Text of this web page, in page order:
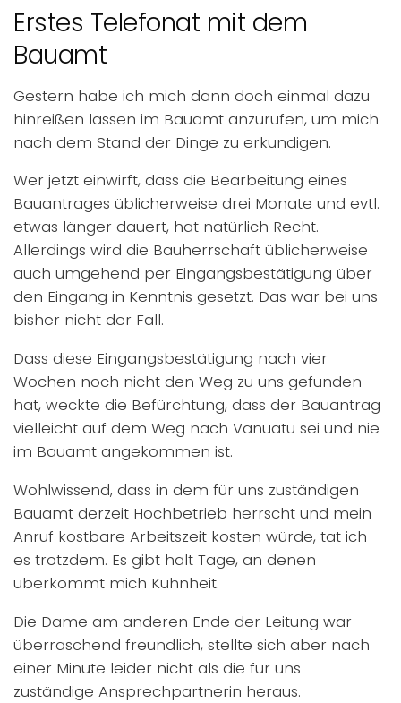
Erstes Telefonat mit dem
Bauamt
Gestern habe ich mich dann doch einmal dazu
hinreißen lassen im Bauamt anzurufen, um mich
nach dem Stand der Dinge zu erkundigen.
Wer jetzt einwirft, dass die Bearbeitung eines
Bauantrages üblicherweise drei Monate und evtl.
etwas länger dauert, hat natürlich Recht.
Allerdings wird die Bauherrschaft üblicherweise
auch umgehend per Eingangsbestätigung über
den Eingang in Kenntnis gesetzt. Das war bei uns
bisher nicht der Fall.
Dass diese Eingangsbestätigung nach vier
Wochen noch nicht den Weg zu uns gefunden
hat, weckte die Befürchtung, dass der Bauantrag
vielleicht auf dem Weg nach Vanuatu sei und nie
im Bauamt angekommen ist.
Wohlwissend, dass in dem für uns zuständigen
Bauamt derzeit Hochbetrieb herrscht und mein
Anruf kostbare Arbeitszeit kosten würde, tat ich
es trotzdem. Es gibt halt Tage, an denen
überkommt mich Kühnheit.
Die Dame am anderen Ende der Leitung war
überraschend freundlich, stellte sich aber nach
einer Minute leider nicht als die für uns
zuständige Ansprechpartnerin heraus.